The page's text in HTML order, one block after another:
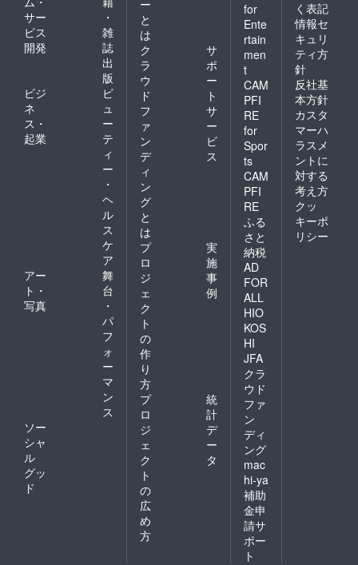
サー
ビス
開発
・
雑
誌
出
版
ビジ
ネ
ス・
起業
ビ
ュ
ー
テ
ィ
ー
・
ヘ
ル
ス
ケ
ア
アー
ト・
写真
舞
台
・
パ
フ
ォ
ー
マ
ン
ス
ソー
シャ
ル
グッ
ド
ー
と
は
ク
ラ
ウ
ド
フ
ァ
ン
デ
ィ
ン
グ
と
は
サ
ポ
ー
ト
サ
ー
ビ
ス
プ
ロ
ジ
ェ
ク
ト
の
作
り
方
実
施
事
例
プ
ロ
ジ
ェ
ク
ト
の
広
め
方
統
計
デ
ー
タ
for
Ente
rtain
men
t
CAM
PFI
RE
for
Spor
ts
CAM
PFI
RE
ふる
さと
納税
AD
FOR
ALL
HIO
KOS
HI
JFA
クラ
ウド
ファ
ン
ディ
ング
mac
hi-ya
補助
金申
請サ
ポー
ト
く表記
情報セ
キュリ
ティ方
針
反社基
本方針
カスタ
マーハ
ラスメ
ントに
対する
考え方
クッ
キーポ
リシー